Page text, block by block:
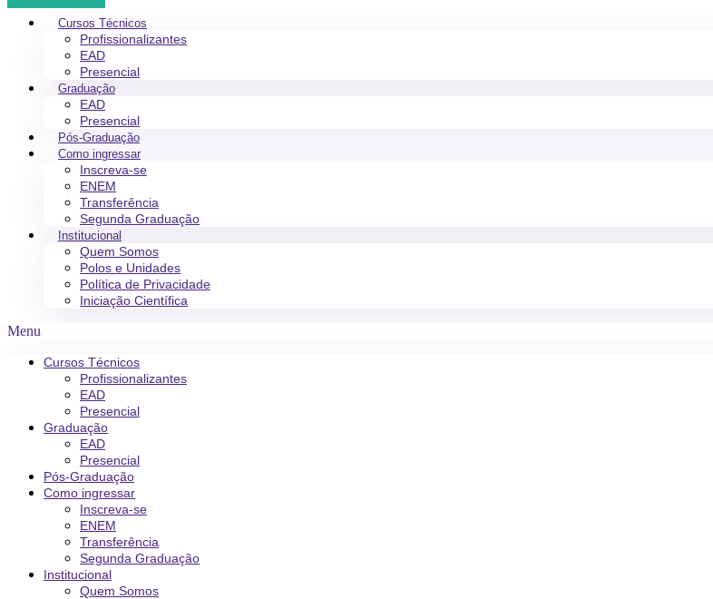
Cursos Técnicos
Profissionalizantes
EAD
Presencial
Graduação
EAD
Presencial
Pós-Graduação
Como ingressar
Inscreva-se
ENEM
Transferência
Segunda Graduação
Institucional
Quem Somos
Polos e Unidades
Política de Privacidade
Iniciação Científica
Menu
Cursos Técnicos
Profissionalizantes
EAD
Presencial
Graduação
EAD
Presencial
Pós-Graduação
Como ingressar
Inscreva-se
ENEM
Transferência
Segunda Graduação
Institucional
Quem Somos